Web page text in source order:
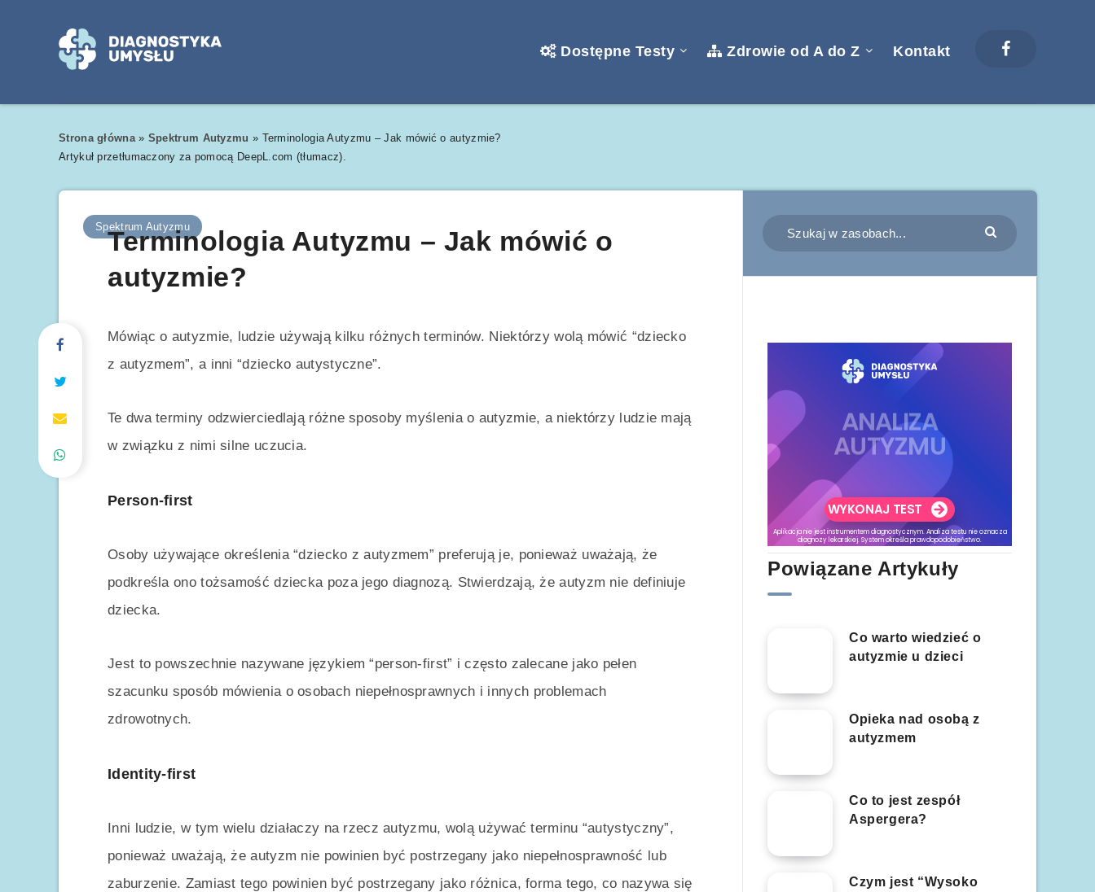
Dostępne Testy Zdrowie od A do Z Kontakt
Strona główna» Spektrum Autyzmu » Terminologia Autyzmu – Jak mówić o autyzmie?
Artykuł przetłumaczony za pomocą DeepL.com (tłumacz).
Spektrum Autyzmu
Terminologia Autyzmu – Jak mówić o
autyzmie?
Mówiąc o autyzmie, ludzie używają kilku różnych terminów. Niektórzy wolą mówić “dziecko
z autyzmem”, a inni “dziecko autystyczne”.
Te dwa terminy odzwierciedlają różne sposoby myślenia o autyzmie, a niektórzy ludzie mają
w związku z nimi silne uczucia.
Person-first
Osoby używające określenia “dziecko z autyzmem” preferują je, ponieważ uważają, że
podkreśla ono tożsamość dziecka poza jego diagnozą. Stwierdzają, że autyzm nie definiuje
dziecka.
Jest to powszechnie nazywane językiem “person-first” i często zalecane jako pełen
szacunku sposób mówienia o osobach niepełnosprawnych i innych problemach
zdrowotnych.
Identity-first
Inni ludzie, w tym wielu działaczy na rzecz autyzmu, wolą używać terminu “autystyczny”,
ponieważ uważają, że autyzm nie powinien być postrzegany jako niepełnosprawność lub
zaburzenie. Zamiast tego powinien być postrzegany jako różnica, forma tego, co nazywa się
Powiązane Artykuły
Co warto wiedzieć o
autyzmie u dzieci
Opieka nad osobą z
autyzmem
Co to jest zespół
Aspergera?
Czym jest “Wysoko